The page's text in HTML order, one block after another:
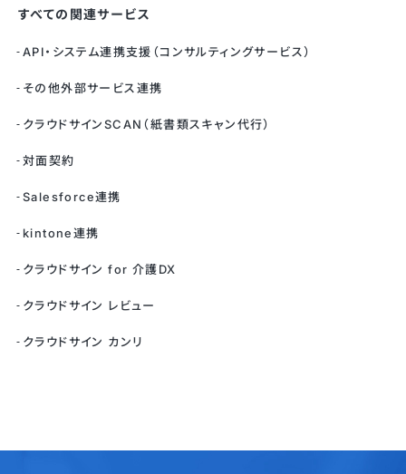
すべての関連サービス
API・システム連携支援（コンサルティングサービス）
その他外部サービス連携
クラウドサインSCAN（紙書類スキャン代行）
対面契約
Salesforce連携
kintone連携
クラウドサイン for 介護DX
クラウドサイン レビュー
クラウドサイン カンリ